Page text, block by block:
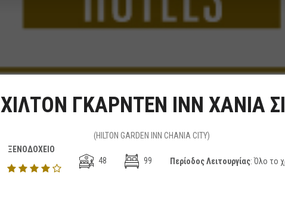
ΧΙΛΤΟΝ ΓΚΑΡΝΤΕΝ ΙΝΝ ΧΑΝΙΑ
(HILTON GARDEN INN CHANIA CITY)
ΞΕΝΟΔΟΧΕΙΟ
48
99 Περίοδος Λειτουργίας: Όλο το